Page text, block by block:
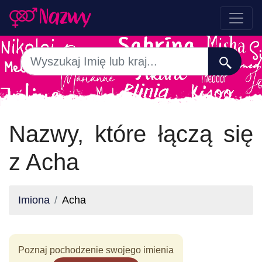
Nazwy, które łączą się
z Acha
Imiona Acha
Poznaj pochodzenie swojego imienia